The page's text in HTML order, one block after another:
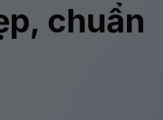
chuẩn